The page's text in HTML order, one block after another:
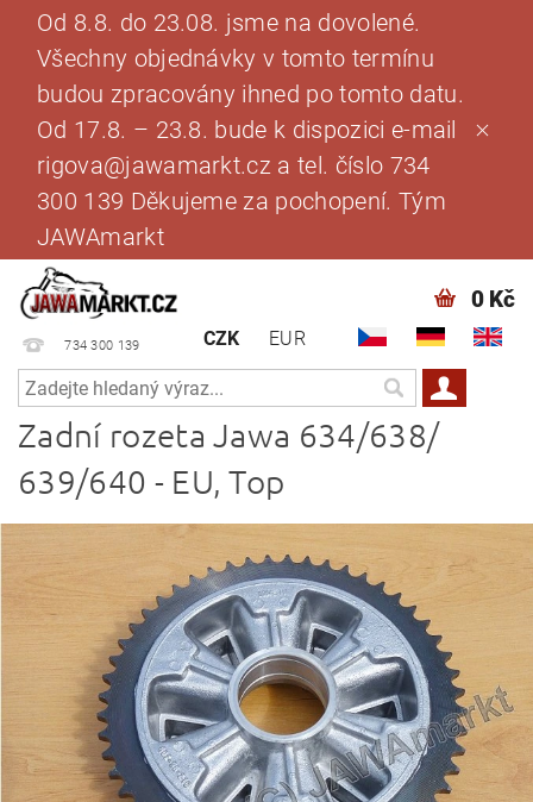
Od 8.8. do 23.08. jsme na dovolené.
Všechny objednávky v tomto termínu
budou zpracovány ihned po tomto datu.
Od 17.8. – 23.8. bude k dispozici e-mail
rigova@jawamarkt.cz a tel. číslo 734
300 139 Děkujeme za pochopení. Tým
JAWAmarkt
734 300 139 CZK EUR
0 Kč
Zadní rozeta Jawa 634/638/
639/640 - EU, Top